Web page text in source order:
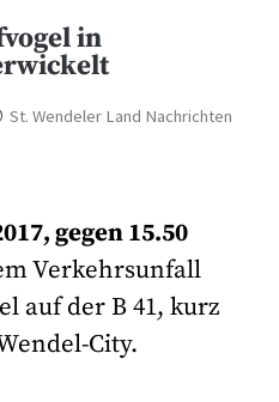
in
St. Wendeler Land Nachrichten
gegen 15.50
Verkehrsunfall
auf der B 41, kurz
City.